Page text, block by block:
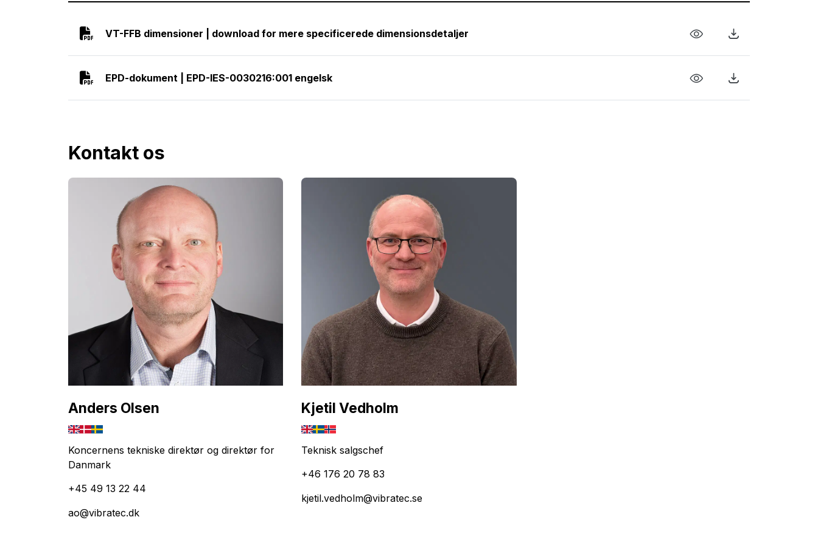
VT-FFB dimensioner | download for mere specificerede dimensionsdetaljer
EPD-dokument | EPD-IES-0030216:001 engelsk
Kontakt os
Anders Olsen
Koncernens tekniske direktør og direktør for
Danmark
+45 49 13 22 44
ao@vibratec.dk
Kjetil Vedholm
Teknisk salgschef
+46 176 20 78 83
kjetil.vedholm@vibratec.se